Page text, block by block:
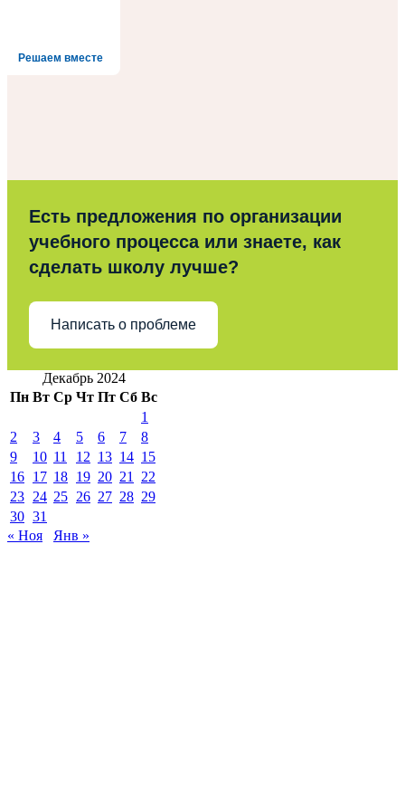
Решаем вместе
Есть предложения по организации
учебного процесса или знаете, как
сделать школу лучше?
Написать о проблеме
Декабрь 2024
Пн Вт Ср Чт Пт Сб Вс
1
2
3 4 5 6 7
8
9
10 11 12 13 14 15
16 17 18 19 20 21
22
23 24 25 26 27 28 29
30 31
« Ноя
Янв »